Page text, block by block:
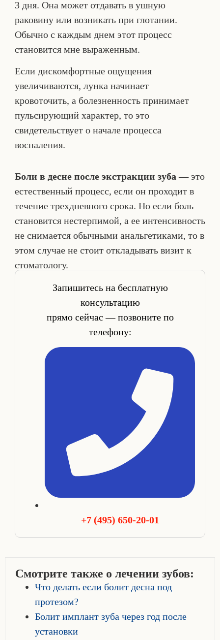
3 дня. Она может отдавать в ушную
раковину или возникать при глотании.
Обычно с каждым днем этот процесс
становится мне выраженным.
Если дискомфортные ощущения
увеличиваются, лунка начинает
кровоточить, а болезненность принимает
пульсирующий характер, то это
свидетельствует о начале процесса
воспаления.
Боли в десне после экстракции зуба — это
естественный процесс, если он проходит в
течение трехдневного срока. Но если боль
становится нестерпимой, а ее интенсивность
не снимается обычными анальгетиками, то в
этом случае не стоит откладывать визит к
стоматологу.
Запишитесь на бесплатную
консультацию
прямо сейчас — позвоните по
телефону:
+7 (495) 650-20-01
Смотрите также о лечении зубов:
Что делать если болит десна под
протезом?
Болит имплант зуба через год после
установки